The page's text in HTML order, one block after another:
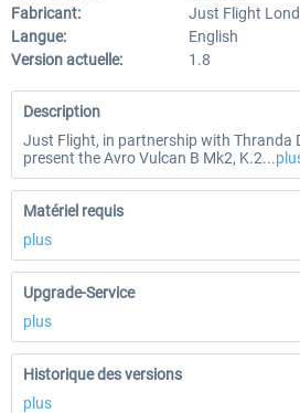
Fabricant:
Just Flight
Langue:
English
Version actuelle:
1.8
Description
Just Flight, in partnership with Thranda
present the Avro Vulcan B Mk2, K.2...
Matériel requis
plus
Upgrade-Service
plus
Historique des versions
plus